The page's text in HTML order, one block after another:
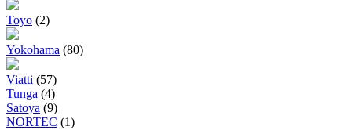
Toyo (2)
Yokohama (80)
Viatti (57)
Tunga (4)
Satoya (9)
NORTEC (1)